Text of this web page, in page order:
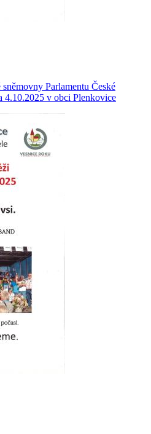
Parlamentu České
4.10.2025 v obci Plenkovice